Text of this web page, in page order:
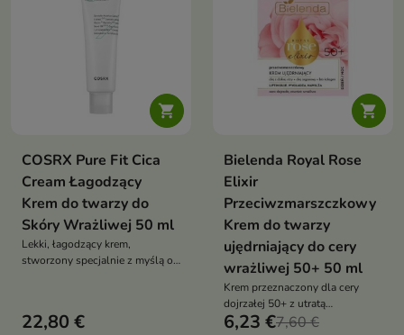

COSRX Pure Fit Cica
Cream Łagodzący
Krem do twarzy do
Skóry Wrażliwej 50 ml
Lekki, łagodzący krem,
stworzony specjalnie z myślą o
22,80 €

Bielenda Royal Rose
Elixir
Przeciwzmarszczkowy
Krem do twarzy
ujędrniający do cery
wrażliwej 50+ 50 ml
Krem przeznaczony dla cery
dojrzałej 50+ z utratą
elastyczności, wzbogacony o
6,23 €7,60 €